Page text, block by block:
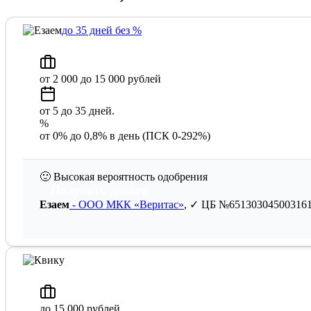
до 35 дней без %
от 2 000 до 15 000 рублей
от 5 до 35 дней.
%
от 0% до 0,8% в день (ПСК 0-292%)
🙂 Высокая вероятность одобрения
Езаем - ООО МКК «Веритас», ✓ ЦБ